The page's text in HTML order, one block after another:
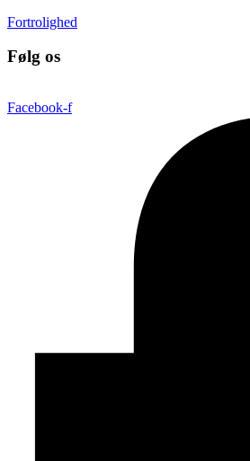
Fortrolighed
Følg os
Facebook-f